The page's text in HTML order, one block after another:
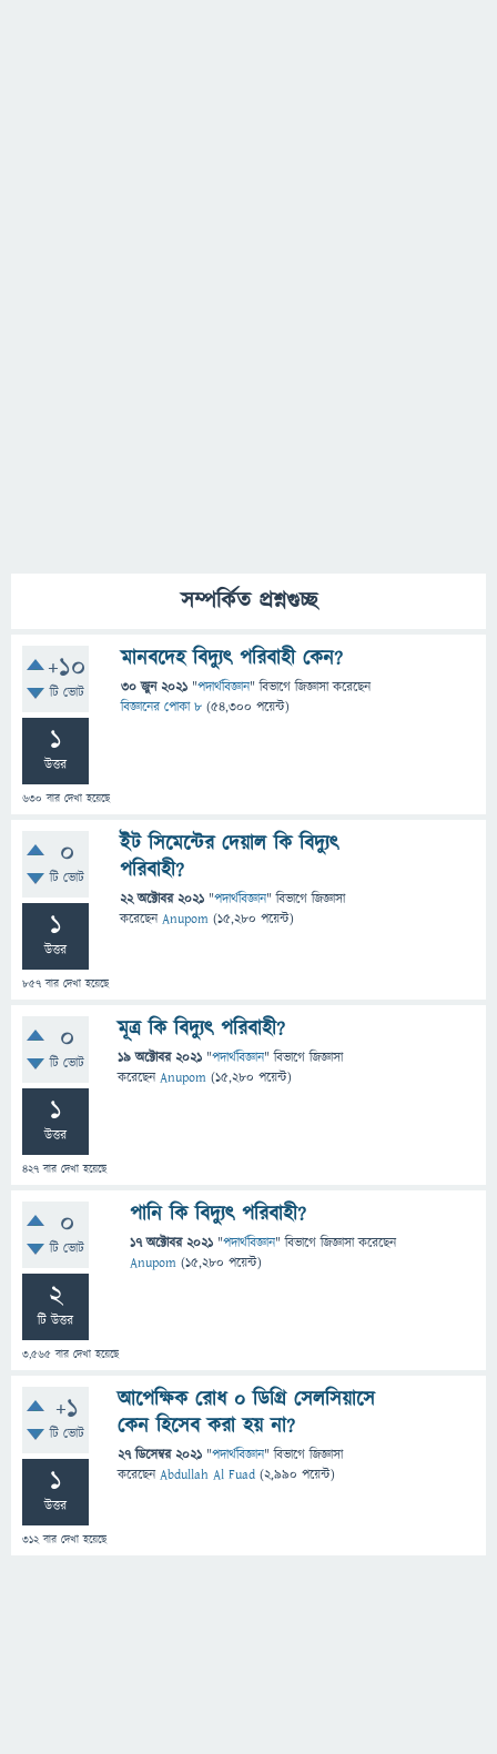
সম্পর্কিত প্রশ্নগুচ্ছ
+10
টি ভোট
1
উত্তর
630 বার দেখা হয়েছে
মানবদেহ বিদ্যুৎ পরিবাহী কেন?
30 জুন 2021 "পদার্থবিজ্ঞান" বিভাগে জিজ্ঞাসাকরেছেন
বিজ্ঞানের পোকা ৮ (54,300 পয়েন্ট)
0
টি ভোট
1
উত্তর
857 বার দেখা হয়েছে
ইট সিমেন্টের দেয়াল কি বিদ্যুৎ
পরিবাহী?
22 অক্টোবর 2021 "পদার্থবিজ্ঞান" বিভাগে জিজ্ঞাসা
করেছেনAnupom (15,280 পয়েন্ট)
0
টি ভোট
1
উত্তর
427 বার দেখা হয়েছে
মূত্র কি বিদ্যুৎ পরিবাহী?
19 অক্টোবর 2021 "পদার্থবিজ্ঞান" বিভাগে জিজ্ঞাসা
করেছেনAnupom (15,280 পয়েন্ট)
0
টি ভোট
2
টি উত্তর
3,565 বার দেখা হয়েছে
পানি কি বিদ্যুৎ পরিবাহী?
17 অক্টোবর 2021 "পদার্থবিজ্ঞান" বিভাগে জিজ্ঞাসাকরেছেন
Anupom (15,280 পয়েন্ট)
+1
টি ভোট
1
উত্তর
312বার দেখা হয়েছে
আপেক্ষিক রোধ ০ ডিগ্রি সেলসিয়াসে
কেন হিসেব করা হয় না?
27 ডিসেম্বর 2021 "পদার্থবিজ্ঞান" বিভাগে জিজ্ঞাসা
করেছেনAbdullah Al Fuad (2,990 পয়েন্ট)